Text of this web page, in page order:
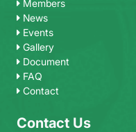
Members
News
Events
Gallery
Document
FAQ
Contact
Contact Us